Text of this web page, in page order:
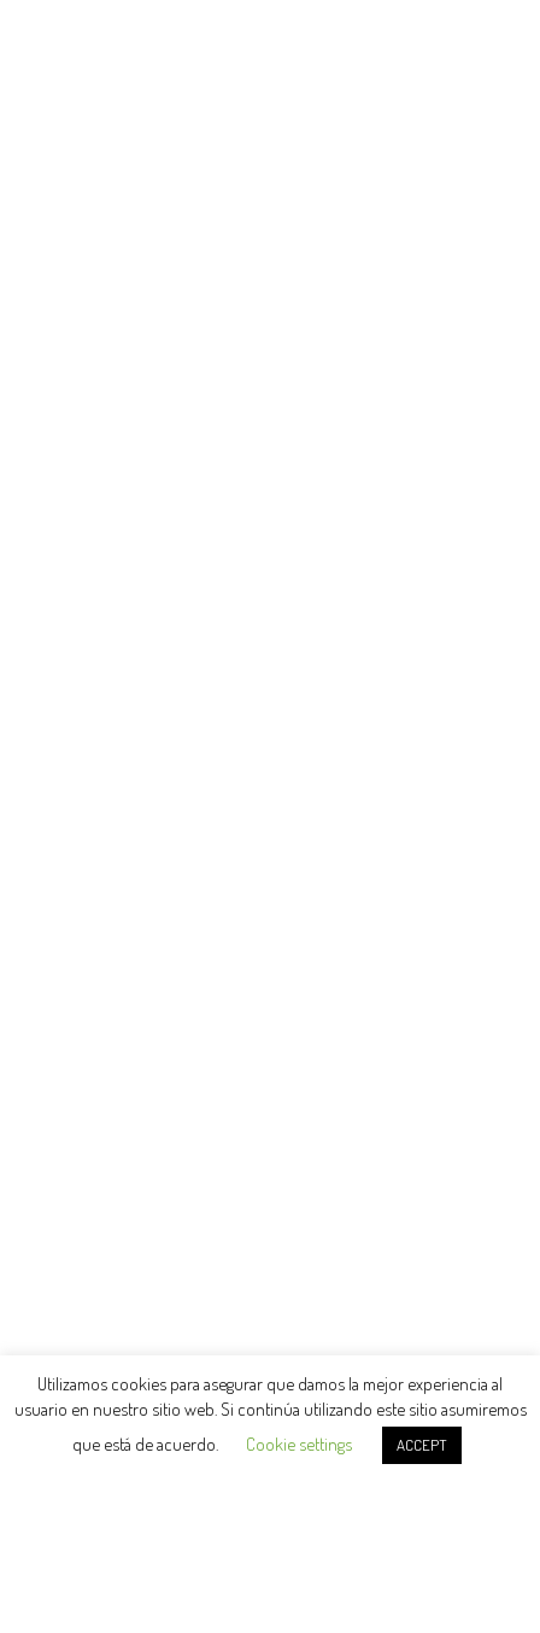
Utilizamos cookies para asegurar que damos la mejor experiencia al
usuario en nuestro sitio web. Si continúa utilizando este sitio asumiremos
que está de acuerdo.
Cookie settings ACCEPT